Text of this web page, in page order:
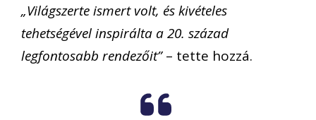
„Világszerte ismert volt, és kivételes
tehetségével inspirálta a 20. század
legfontosabb rendezőit”– tette hozzá.